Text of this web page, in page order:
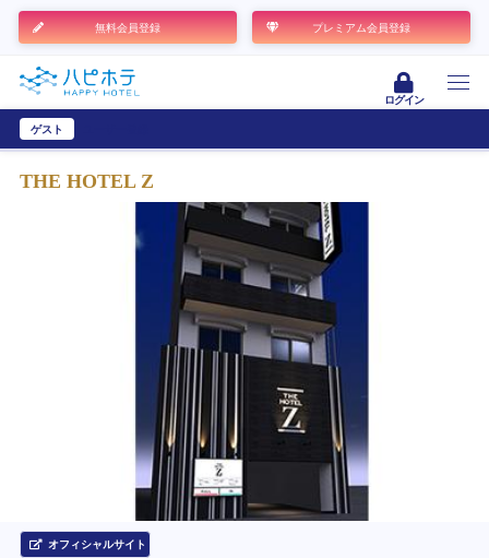
無料会員登録 プレミアム会員登録
ログイン
ゲスト
THE HOTEL Z
オフィシャルサイト